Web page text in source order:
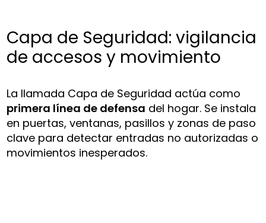
Capa de Seguridad: vigilancia
de accesos y movimiento
La llamada Capa de Seguridad actúa como
primera línea de defensa del hogar. Se instala
en puertas, ventanas, pasillos y zonas de paso
clave para detectar entradas no autorizadas o
movimientos inesperados.